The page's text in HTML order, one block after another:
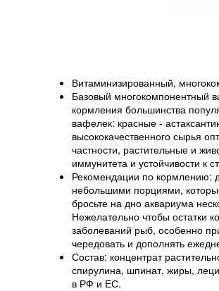
Витаминизированный,
Базовый многокомпонентный
кормления большинства
вафелек: красные -
высококачественного сырья
частности, растительные и
иммунитета и устойчивости к
Рекомендации по кормлению:
небольшими порциями,
бросьте на дно аквариума
Нежелательно чтобы остатки
заболеваний рыб, особенно
чередовать и дополнять
Состав: концентрат
спирулина, шпинат, жиры,
в РФ и ЕС.